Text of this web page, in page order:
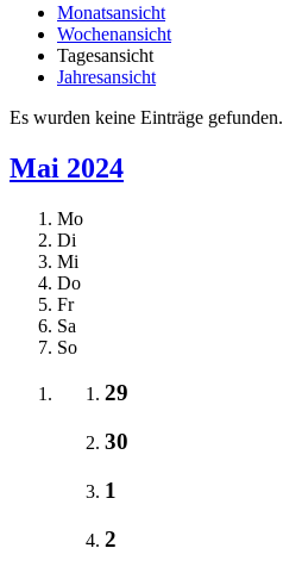
Monatsansicht
Wochenansicht
Tagesansicht
Jahresansicht
Es wurden keine Einträge gefunden.
Mai 2024
Mo
Di
Mi
Do
Fr
Sa
So
29
30
1
2